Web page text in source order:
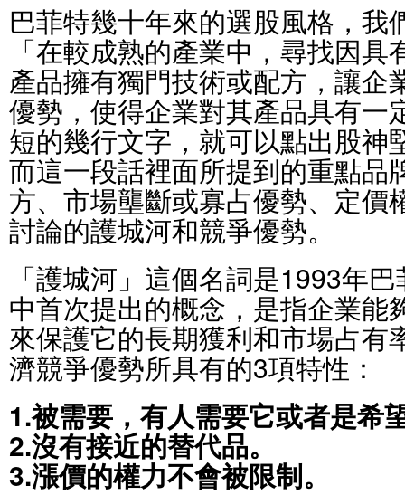
巴菲特幾十年來的選股風格，我
「在較成熟的產業中，尋找因
產品擁有獨門技術或配方，讓企
優勢，使得企業對其產品具有一
短的幾行文字，就可以點出股神
而這一段話裡面所提到的重點品
方、市場壟斷或寡占優勢、定價
討論的護城河和競爭優勢。
「護城河」這個名詞是1993年
中首次提出的概念，是指企業能
來保護它的長期獲利和市場占有
濟競爭優勢所具有的3項特性：
1.被需要，有人需要它或者是希
2.沒有接近的替代品。
3.漲價的權力不會被限制。